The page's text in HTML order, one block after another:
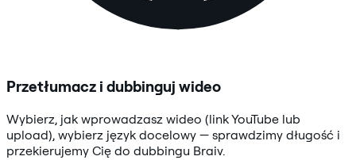
Przetłumacz i dubbinguj wideo
Wybierz, jak wprowadzasz wideo (link YouTube lub
upload), wybierz język docelowy — sprawdzimy długość i
przekierujemy Cię do dubbingu Braiv.